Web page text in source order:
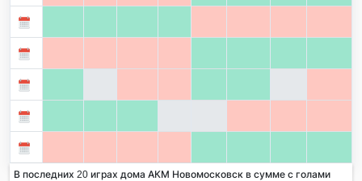
В последних 20 играх дома АКМ Новомосковск в сумме с голами